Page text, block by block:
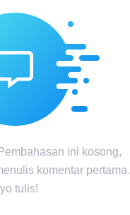
ini kosong,
komentar pertama.
tulis!